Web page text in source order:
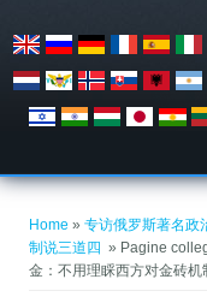
Home »专访俄罗斯著名政
制说三道四 ​ » Pagine
金：不用理睬西方对金砖机